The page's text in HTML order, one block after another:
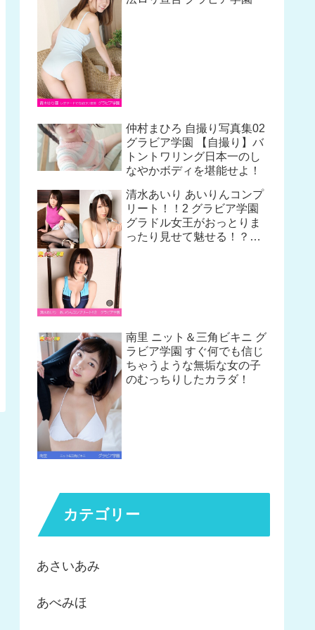
仲村まひろ 自撮り写真集02
グラビア学園 【自撮り】バ
トントワリング日本一のし
なやかボディを堪能せよ！
清水あいり あいりんコンプ
リート！！2 グラビア学園
グラドル女王がおっとりま
ったり見せて魅せる！？写
南里 ニット＆三角ビキニ グ
ラビア学園 すぐ何でも信じ
ちゃうような無垢な女の子
のむっちりしたカラダ！
カテゴリー
あさいあみ
あべみほ